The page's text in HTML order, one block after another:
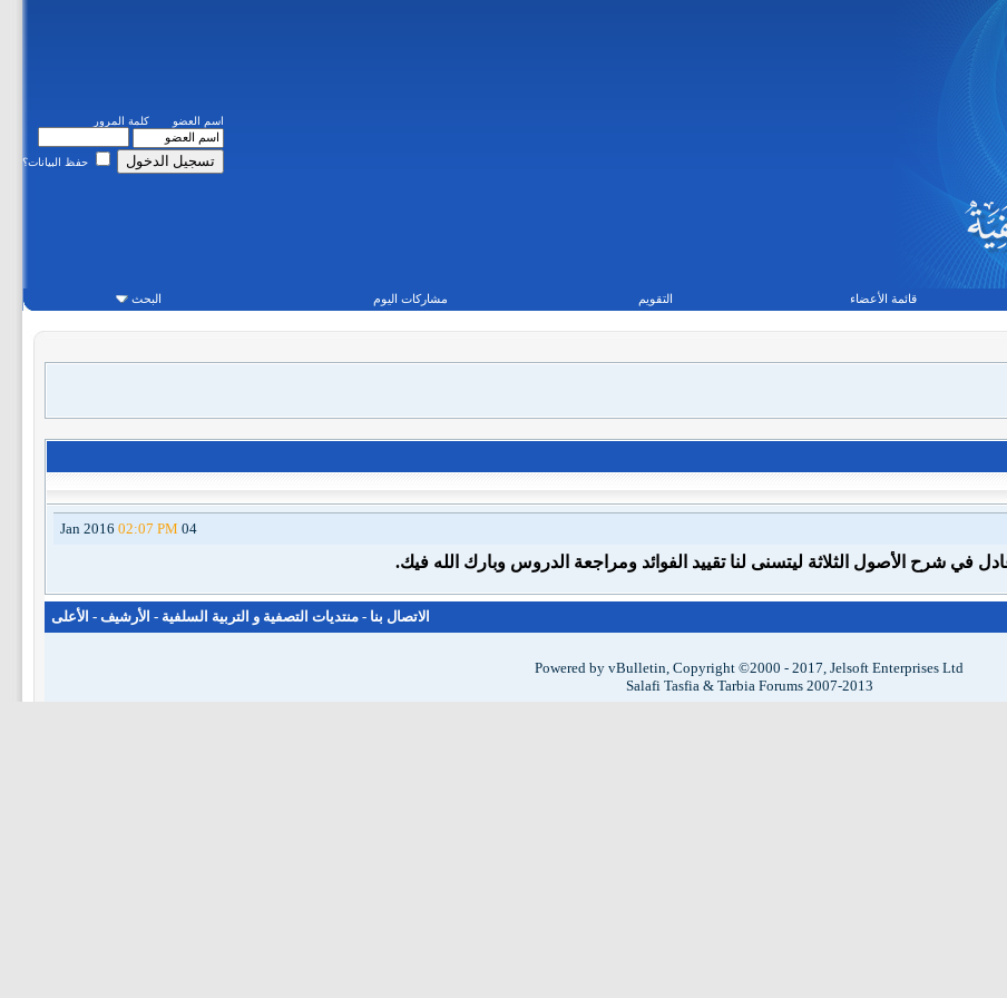
اسم العضو كلمة المرور
حفظ البيانات؟
قائمة الأعضاء التقويم مشاركات اليوم البحث
04 Jan 2016
02:07 PM
في شرح الأصول الثلاثة ليتسنى لنا تقييد الفوائد ومراجعة الدروس وبارك الله فيك.
الاتصال بنا - منتديات التصفية و التربية السلفية - الأرشيف - الأعلى
Powered by vBulletin, Copyright ©2000 - 2017, Jelsoft Enterprises Ltd
Salafi Tasfia & Tarbia Forums 2007-2013